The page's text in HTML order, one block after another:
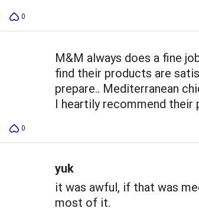
0
M&M always does a fine
find their products are
prepare.. Mediterranean
I heartily recommend their
0
yuk
it was awful, if that was
most of it.